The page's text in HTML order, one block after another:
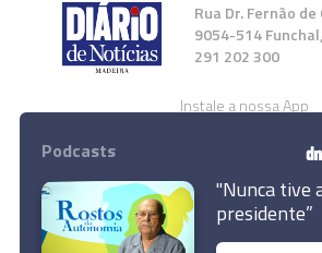
Rua Dr. Fernão
9054-514
291 202 300
Instale a nossa App
Podcasts
"Nunca tive
presidente”